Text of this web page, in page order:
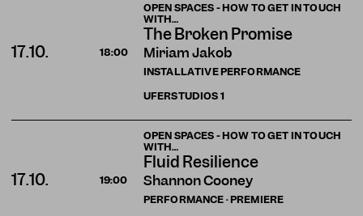
OPEN SPACES - HOW TO GET IN TOUCH
WITH…
The Broken Promise
Miriam Jakob
INSTALLATIVE PERFORMANCE
17.10. 18:00
UFERSTUDIOS1
OPEN SPACES - HOW TO GET IN TOUCH
WITH…
Fluid Resilience
Shannon Cooney
PERFORMANCE · PREMIERE
17.10. 19:00